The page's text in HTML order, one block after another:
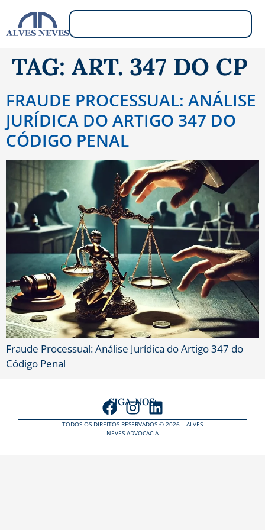
TAG: ART. 347 DO CP
FRAUDE PROCESSUAL: ANÁLISE
JURÍDICA DO ARTIGO 347 DO
CÓDIGO PENAL
Fraude Processual: Análise Jurídica do Artigo 347 do
Código Penal
SIGA-NOS:
TODOS OS DIREITOS RESERVADOS © 2026 – ALVES
NEVES ADVOCACIA